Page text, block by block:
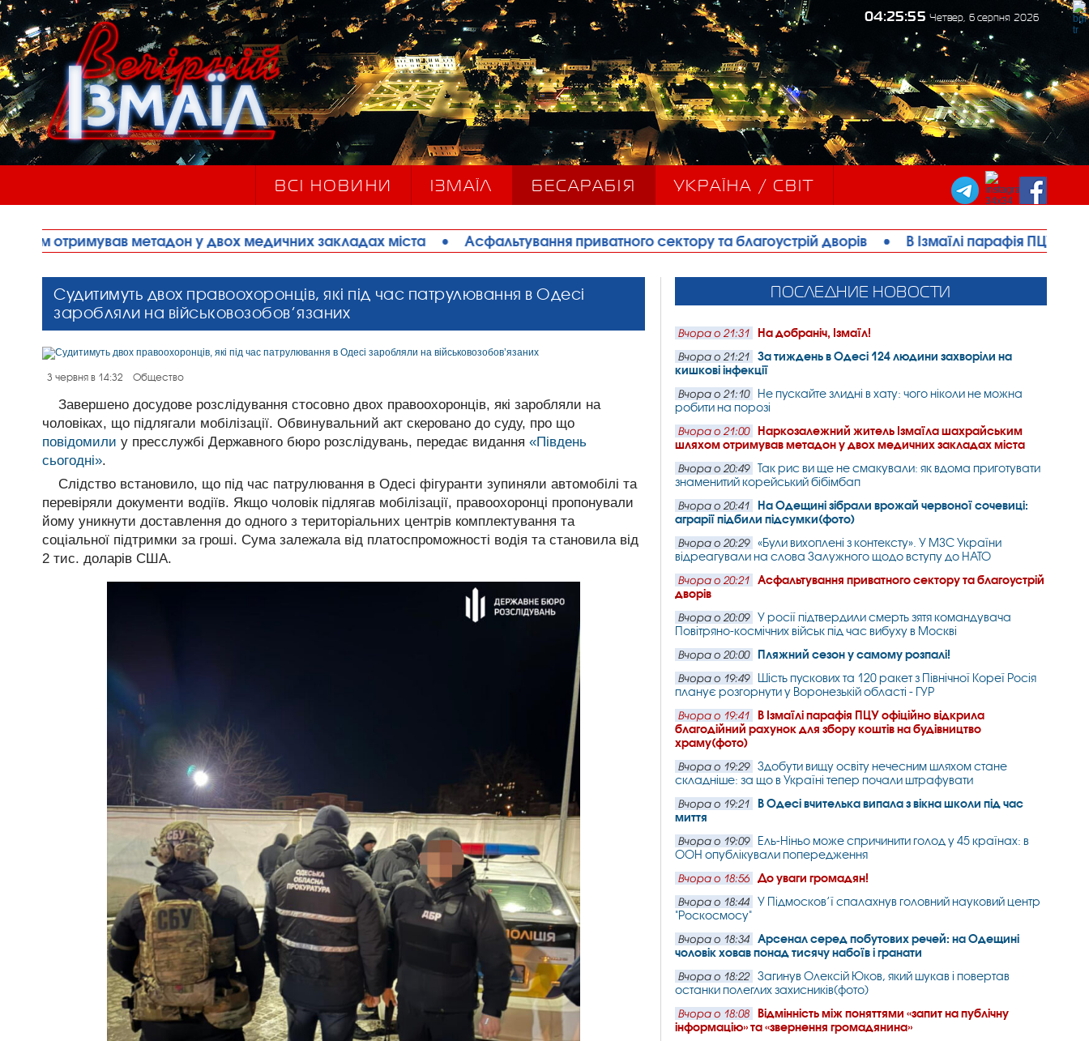
04:25:56 Четвер, 6 серпня 2026
ВСІ НОВИНИ ІЗМАЇЛ БЕСАРАБІЯ УКРАЇНА / СВІТ
метадон у двох медичних закладах міста • Асфальтування приватного сектору та благоустрій дворів • В Ізмаїлі парафія ПЦУ офіційно
Судитимуть двох правоохоронців, які під час патрулювання в Одесі
заробляли на військовозобов’язаних
3 червня в 14:32 Общество
Завершено досудове розслідування стосовно двох правоохоронців, які заробляли на
чоловіках, що підлягали мобілізації. Обвинувальний акт скеровано до суду, про що
повідомили у пресслужбі Державного бюро розслідувань, передає видання «Південь
сьогодні».
Слідство встановило, що під час патрулювання в Одесі фігуранти зупиняли автомобілі та
перевіряли документи водіїв. Якщо чоловік підлягав мобілізації, правоохоронці пропонували
йому уникнути доставлення до одного з територіальних центрів комплектування та
соціальної підтримки за гроші. Сума залежала від платоспроможності водія та становила від
2 тис. доларів США.
ПОСЛЕДНИЕ НОВОСТИ
Вчора о 21:31 На добраніч, Ізмаїл!
Вчора о 21:21
За тиждень в Одесі 124 людини захворіли на
кишкові інфекції
Вчора о 21:10
Не пускайте злидні в хату: чого ніколи не можна
робити на порозі
Вчора о 21:00
Наркозалежний житель Ізмаїла шахрайським
шляхом отримував метадон у двох медичних закладах міста
Вчора о 20:49
Так рис ви ще не смакували: як вдома приготувати
знаменитий корейський бібімбап
Вчора о 20:41
На Одещині зібрали врожай червоної сочевиці:
аграрії підбили підсумки(фото)
Вчора о 20:29
«Були вихоплені з контексту». У МЗС України
відреагували на слова Залужного щодо вступу до НАТО
Вчора о 20:21
Асфальтування приватного сектору та благоустрій
дворів
Вчора о 20:09
У росії підтвердили смерть зятя командувача
Повітряно-космічних військ під час вибуху в Москві
Вчора о 20:00 Пляжний сезон у самому розпалі!
Вчора о 19:49
Шість пускових та 120 ракет з Північної Кореї Росія
планує розгорнути у Воронезькій області - ГУР
Вчора о 19:41
В Ізмаїлі парафія ПЦУ офіційно відкрила
благодійний рахунок для збору коштів на будівництво
храму(фото)
Вчора о 19:29
Здобути вищу освіту нечесним шляхом стане
складніше: за що в Україні тепер почали штрафувати
Вчора о 19:21
В Одесі вчителька випала з вікна школи під час
миття
Вчора о 19:09
Ель-Ніньо може спричинити голод у 45 країнах: в
ООН опублікували попередження
Вчора о 18:56 До уваги громадян!
Вчора о 18:44
У Підмосков’ї спалахнув головний науковий центр
"Роскосмосу"
Вчора о 18:34
Арсенал серед побутових речей: на Одещині
чоловік ховав понад тисячу набоїв і гранати
Вчора о 18:22
Загинув Олексій Юков, який шукав і повертав
останки полеглих захисників(фото)
Вчора о 18:08
Відмінність між поняттями «запит на публічну
інформацію» та «звернення громадянина»